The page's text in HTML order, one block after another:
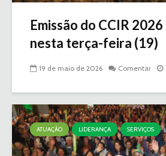
Emissão do CCIR
nesta terça-feira (19)
19 de maio de 2026 Comentar
ATUAÇÃO LIDERANÇA SERVIÇOS